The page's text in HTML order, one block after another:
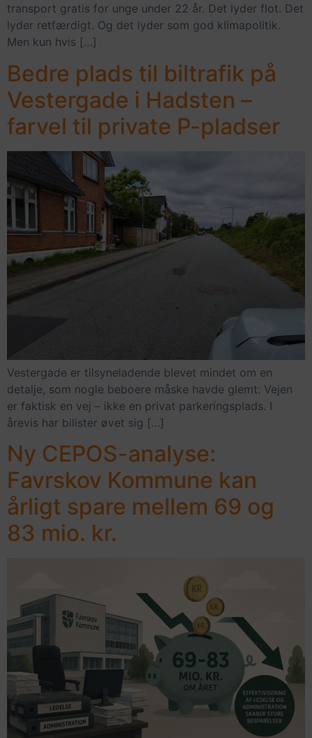
transport gratis for unge under 22 år. Det lyder flot. Det
lyder retfærdigt. Og det lyder som god klimapolitik.
Men kun hvis […]
Bedre plads til biltrafik på
Vestergade i Hadsten –
farvel til private P-pladser
Vestergade er tilsyneladende blevet mindet om en
detalje, som nogle beboere måske havde glemt: Vejen
er faktisk en vej – ikke en privat parkeringsplads. I
årevis har bilister øvet sig […]
Ny CEPOS-analyse:
Favrskov Kommune kan
årligt spare mellem 69 og
83 mio. kr.